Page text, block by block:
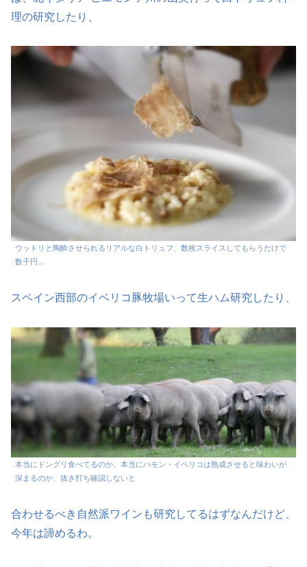
理の研究したり、
ウットリと陶酔させられるリアルな白トリュフ、数枚スライスしてもらうだけで
数千円…
スペイン西部のイベリコ豚牧場いって生ハム研究したり、
本当にドングリ食べてるのか、本当にハモン・イベリコは熟成させると味わいが
深まるのか、抜き打ち確認しないと
合わせるべき自然派ワインも研究してるはずなんだけど、
今年は諦めるわ。